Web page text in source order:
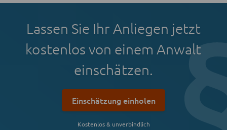
Lassen Sie Ihr Anliegen jetzt
kostenlos von einem Anwalt
einschätzen.
Einschätzung einholen
Kostenlos & unverbindlich